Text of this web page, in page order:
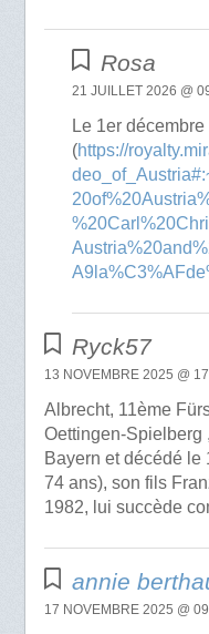
Rosa
21 JUILLET 2026 @
Le 1er
(https://
Ryck57
13 NOVEMBRE 2025 @
Albrecht, 11ème
Oettingen-Spielberg
Bayern et décédé le
74 ans), son fils
1982, lui succède
annie
17 NOVEMBRE 2025 @